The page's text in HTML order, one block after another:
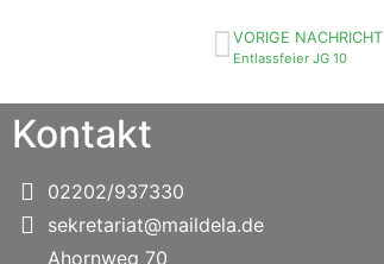
VORIGE NACHRICHT
Entlassfeier JG 10
Kontakt
02202/937330
sekretariat@maildela.de
Ahornweg 70